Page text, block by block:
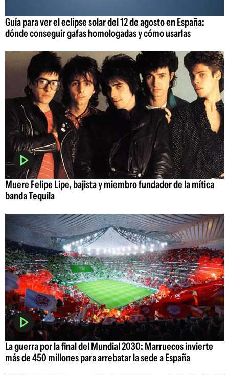
Guía para ver el eclipse solar del 12 de agosto en España:
dónde conseguir gafas homologadas y cómo usarlas
Muere Felipe Lipe, bajista y miembro fundador de la mítica
banda Tequila
La guerra por la final del Mundial 2030: Marruecos invierte
más de 450 millones para arrebatar la sede a España